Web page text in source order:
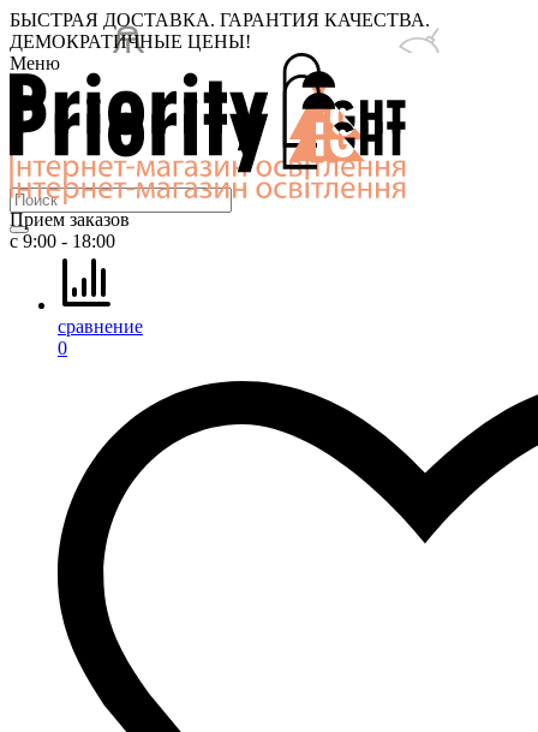
БЫСТРАЯ ДОСТАВКА. ГАРАНТИЯ КАЧЕСТВА.
ДЕМОКРАТИЧНЫЕ ЦЕНЫ!
Меню
Прием заказов
с 9:00 - 18:00
сравнение
0